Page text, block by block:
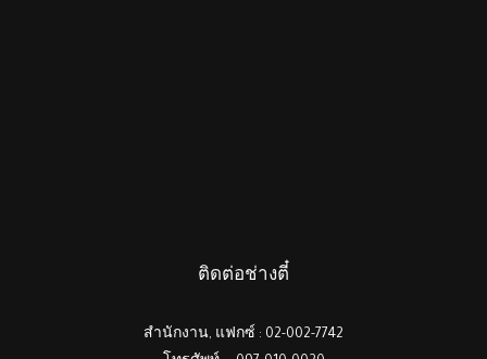
ติดต่อช่างตี๋
สำนักงาน, แฟกซ์ : 02-002-7742